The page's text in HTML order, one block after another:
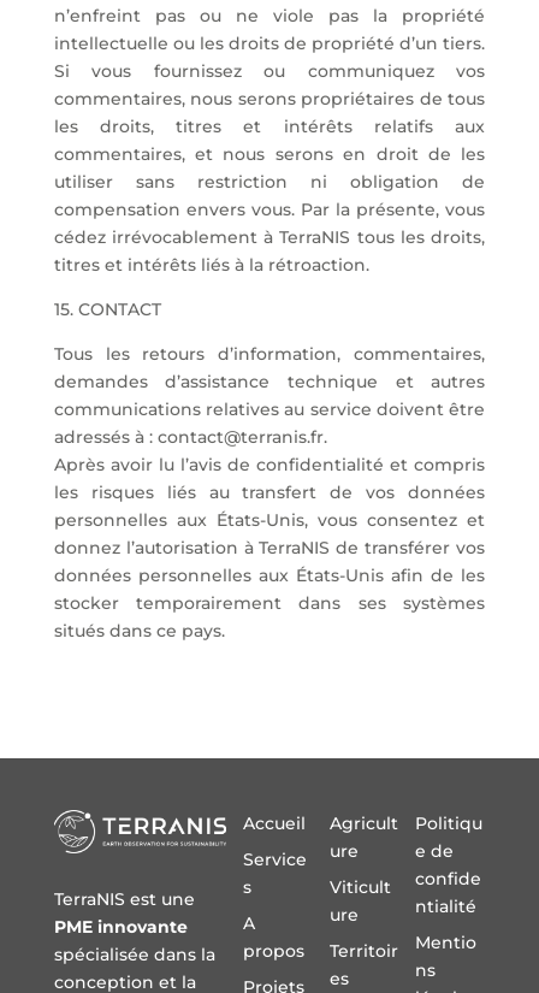
n’enfreint pas ou ne viole pas la propriété
intellectuelle ou les droits de propriété d’un tiers.
Si vous fournissez ou communiquez vos
commentaires, nous serons propriétaires de tous
les droits, titres et intérêts relatifs aux
commentaires, et nous serons en droit de les
utiliser sans restriction ni obligation de
compensation envers vous. Par la présente, vous
cédez irrévocablement à TerraNIS tous les droits,
titres et intérêts liés à la rétroaction.
15. CONTACT
Tous les retours d’information, commentaires,
demandes d’assistance technique et autres
communications relatives au service doivent être
adressés à : contact@terranis.fr.
Après avoir lu l’avis de confidentialité et compris
les risques liés au transfert de vos données
personnelles aux États-Unis, vous consentez et
donnez l’autorisation à TerraNIS de transférer vos
données personnelles aux États-Unis afin de les
stocker temporairement dans ses systèmes
situés dans ce pays.
TerraNIS est une
PME innovante
spécialisée dans la
conception et la
Accueil
Service
s
A
propos
Projets
Agricult
ure
Viticult
ure
Territoir
es
Politiqu
e de
confide
ntialité
Mentio
ns